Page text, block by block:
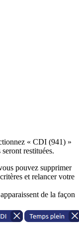
« CDI (941) »
restituées.
pouvez supprimer
et relancer votre
de la façon